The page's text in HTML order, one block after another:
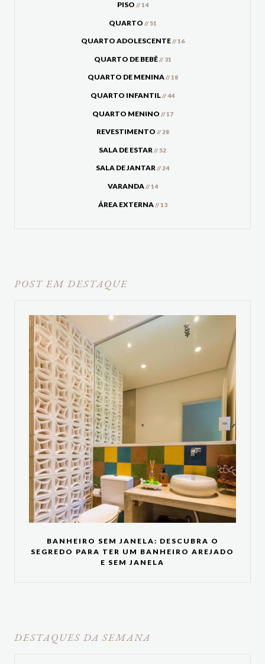
PISO // 14
QUARTO // 51
QUARTO ADOLESCENTE// 16
QUARTO DE BEBÊ// 31
QUARTO DE MENINA// 18
QUARTO INFANTIL// 44
QUARTO MENINO // 17
REVESTIMENTO // 28
SALA DE ESTAR // 52
SALA DE JANTAR// 24
VARANDA// 14
ÁREA EXTERNA// 13
POST EM DESTAQUE
BANHEIRO SEM JANELA: DESCUBRA O
SEGREDO PARA TER UM BANHEIRO AREJADO
E SEM JANELA
DESTAQUES DA SEMANA